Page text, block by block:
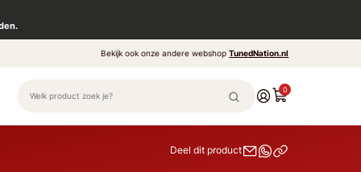
Bekijk ook onze andere webshopTunedNation.nl
0
Deel dit product